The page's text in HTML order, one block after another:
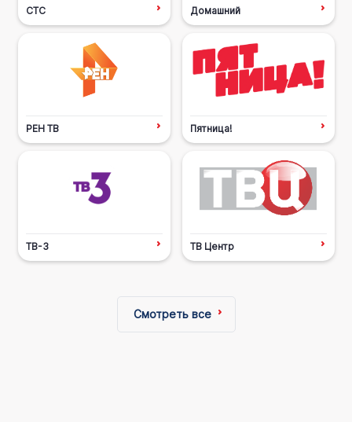
СТС Домашний
РЕН ТВ Пятница!
ТВ-3 ТВ Центр
Смотреть все